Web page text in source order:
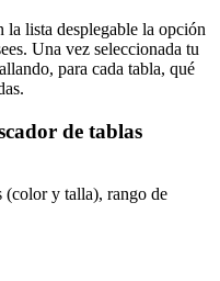
la lista desplegable la opción
Una vez seleccionada tu
para cada tabla, qué
de tablas
(color y talla), rango de